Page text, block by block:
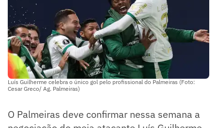
Luís Guilherme celebra o único gol pelo profissional do Palmeiras (Foto:
Cesar Greco/ Ag. Palmeiras)
O Palmeiras deve confirmar nessa semana a